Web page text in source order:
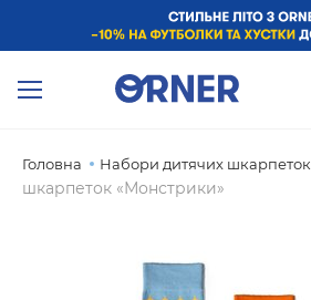
Головна Набори дитячих шкарпеток
шкарпеток «Монстрики»